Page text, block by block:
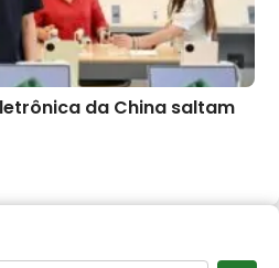
da China saltam